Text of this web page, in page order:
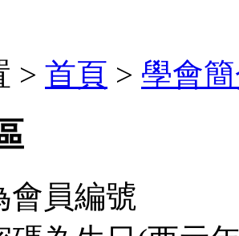
> 首頁 > 學會
會員編號